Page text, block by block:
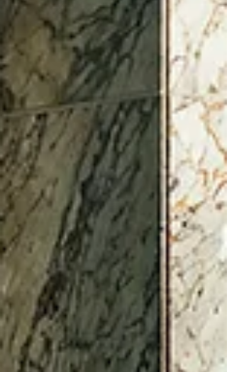
mercado. Este hito llega poco después de la
introducción de otro modelo clave en el
ecosistema de